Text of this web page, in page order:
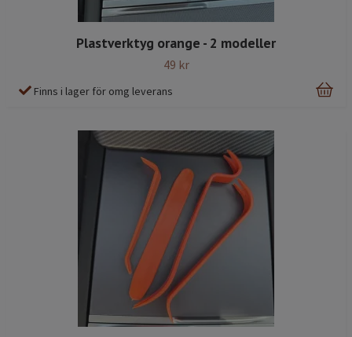
Plastverktyg orange - 2 modeller
49 kr
Finns i lager för omg leverans